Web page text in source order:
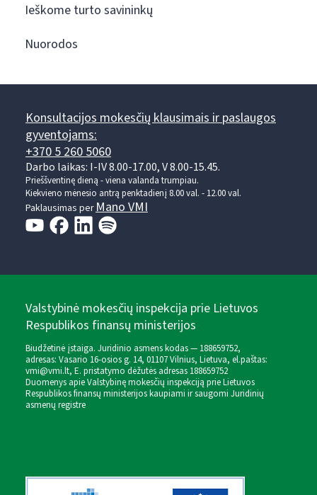
Ieškome turto savininkų
Nuorodos
Konsultacijos mokesčių klausimais ir paslaugos
gyventojams:
+370 5 260 5060
Darbo laikas: I-IV 8.00-17.00, V 8.00-15.45.
Prieššventinę dieną - viena valanda trumpiau.
Kiekvieno mėnesio antrą penktadienį 8.00 val. - 12.00 val.
Paklausimas per Mano VMI
Valstybinė mokesčių inspekcija prie Lietuvos
Respublikos finansų ministerijos
Biudžetinė įstaiga. Juridinio asmens kodas — 188659752,
adresas: Vasario 16-osios g. 14, 01107 Vilnius, Lietuva, el.paštas:
vmi@vmi.lt, E. pristatymo dėžutės adresas 188659752
Duomenys apie Valstybinę mokesčių inspekciją prie Lietuvos
Respublikos finansų ministerijos kaupiami ir saugomi Juridinių
asmenų registre